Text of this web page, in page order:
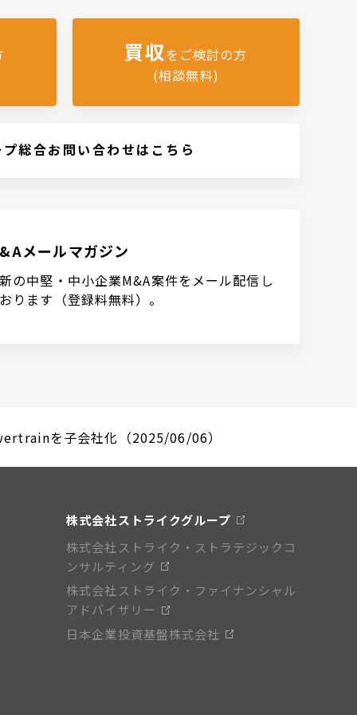
買収をご検討の方
(相談無料)
総合お問い合わせはこちら
メールマガジン
の中堅・中小企業M&A案件をメール配信し
ります（登録料無料）。
を子会社化（2025/06/06）
株式会社ストライクグループ
株式会社ストライク・ストラテジックコ
ンサルティング
株式会社ストライク・ファイナンシャル
アドバイザリー
日本企業投資基盤株式会社